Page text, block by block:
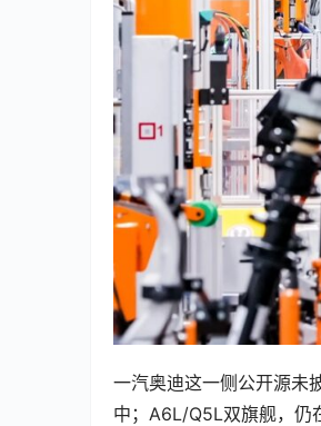
一汽奥迪这一侧公开源未
中；A6L/Q5L双旗舰，仍